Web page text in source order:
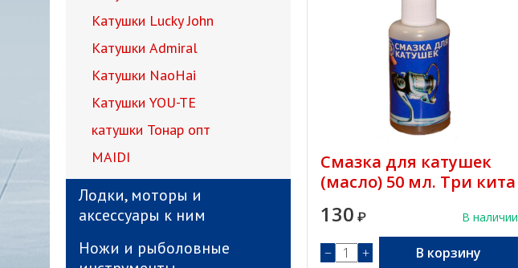
Катушки Lucky John
Катушки Admiral
Катушки NaoHai
Катушки YOU-TE
катушки Тонар опт
MAIDI
Лодки, моторы и
аксессуары к ним
Ножи и рыболовные
Смазка для катушек
(масло) 50 мл. Три кита
130 ₽ В наличии
− + В корзину